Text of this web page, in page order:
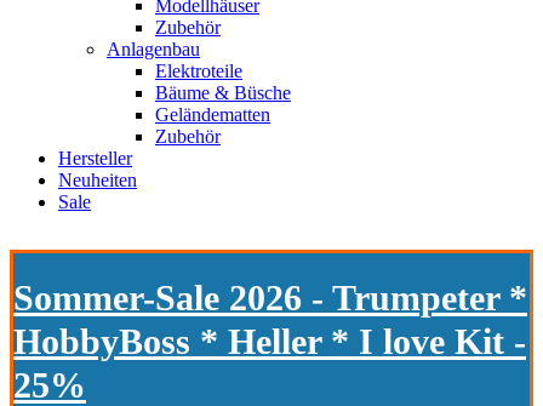
Modellhäuser
Zubehör
Anlagenbau
Elektroteile
Bäume & Büsche
Geländematten
Zubehör
Hersteller
Neuheiten
Sale
Sommer-Sale 2026 - Trumpeter *
HobbyBoss * Heller * I love Kit -
25%